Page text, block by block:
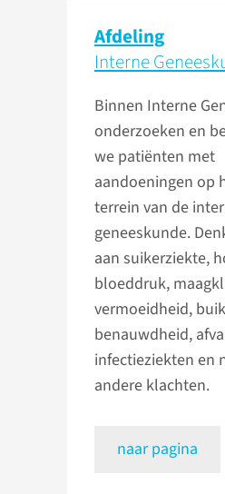
Afdeling
Interne
Binnen Interne
onderzoeken en
we patiënten met
aandoeningen op
terrein van de
geneeskunde.
aan suikerziekte,
bloeddruk,
vermoeidheid,
benauwdheid,
infectieziekten en
andere klachten.
naar pagina